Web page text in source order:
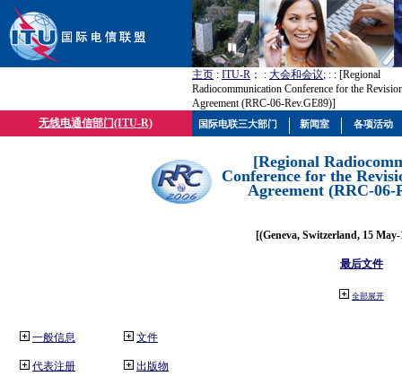
主页 : ITU-R ； : 大会和会议; : : [Regional
Radiocommunication Conference for the
Agreement (RRC-06-Rev.GE89)]
无线电通信部门(ITU-R)
[Regional
Conference for the
Agreement (RRC-06-
[(Geneva, Switzerland, 15
最后文件
全部展开
一般信息
代表注册
文件
出版物
国际电联三大部门 新闻室 各项活动